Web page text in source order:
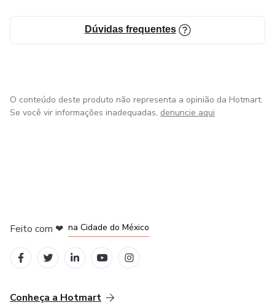
escolha dos serviços.
transparência e comunicação constante.
Entrega dos serviços contratados e finalizados, com
sugestões de novos passos.
Dúvidas frequentes
O conteúdo deste produto não representa a opinião da Hotmart.
Se você vir informações inadequadas, denuncie aqui
Feito com ❤ na Cidade do México
Conheça a Hotmart